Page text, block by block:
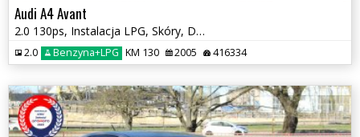
Audi A4 Avant
2.0 130ps, Instalacja LPG, Skóry, Doinwestowana
2.0 Benzyna+LPG KM 130 2005 416334